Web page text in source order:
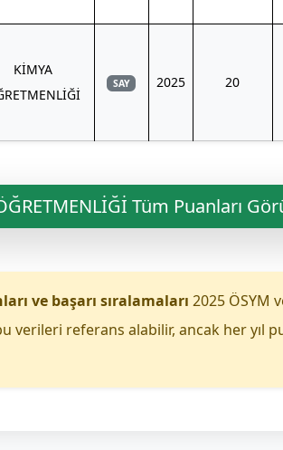
KİMYA
SAY 2025 20
Tüm Puanları
ve başarı sıralamaları 2025 ÖSYM
verileri referans alabilir, ancak her yıl